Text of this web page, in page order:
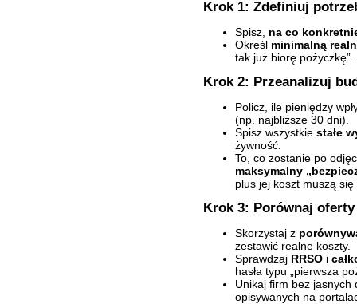
Krok 1: Zdefiniuj
Spisz, na co
Określ minimalną
tak już biorę pożyczkę”.
Krok 2: Przeanalizuj
Policz, ile pieniędzy
(np. najbliższe 30 dni).
Spisz wszystkie stałe
żywność.
To, co zostanie po
maksymalny
plus jej koszt muszą
Krok 3: Porównaj
Skorzystaj z
zestawić realne koszty.
Sprawdzaj RRSO i
hasła typu „pierwsza
Unikaj firm bez jasnych
opisywanych na